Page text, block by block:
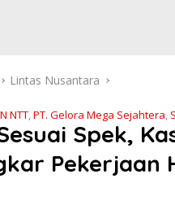
Lintas Nusantara
NTT,PT. Gelora Mega Sejahtera,
Spek,
Pekerjaan